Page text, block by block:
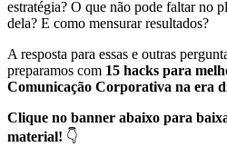
estratégia? O que não pode faltar no
dela? E como mensurar resultados?
A resposta para essas e outras
preparamos com 15 hacks para
Comunicação Corporativa na era
Clique no banner abaixo para
material! 👇